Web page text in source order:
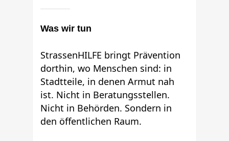
Was wir tun
StrassenHILFE bringt Prävention
dorthin, wo Menschen sind: in
Stadtteile, in denen Armut nah
ist. Nicht in Beratungsstellen.
Nicht in Behörden. Sondern in
den öffentlichen Raum.